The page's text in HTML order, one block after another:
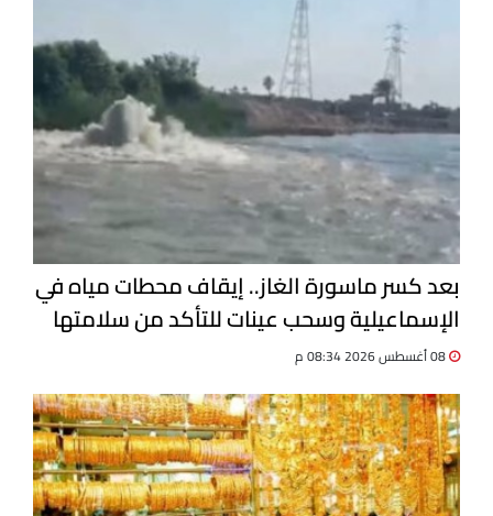
بعد كسر ماسورة الغاز.. إيقاف محطات مياه في
الإسماعيلية وسحب عينات للتأكد من سلامتها